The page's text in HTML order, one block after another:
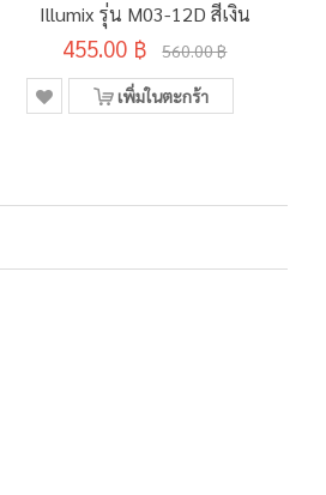
Illumix รุ่น M03-12D สีเงิน
455.00 ฿ 560.00 ฿
เพิ่มในตะกร้า